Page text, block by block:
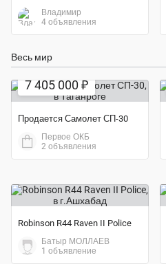
Владимир
4 объявления
Весь мир
7 405 000 ₽
Продается Самолет СП-30
Первое ОКБ
2 объявления
Robinson R44 Raven II Police
Батыр МОЛЛАЕВ
1 объявление